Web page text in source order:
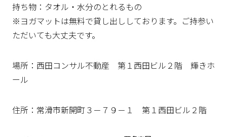
持ち物：タオル・水分のとれるもの
※ヨガマットは無料で貸し出ししております。ご持参い
ただいても大丈夫です。
場所：西田コンサル不動産 第１西田ビル２階 輝きホ
ール
住所：常滑市新開町３－７９－１ 第１西田ビル２階